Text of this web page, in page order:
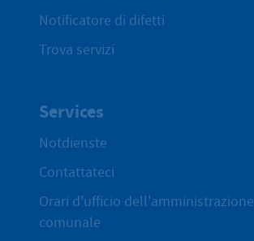
Notificatore di difetti
Trova servizi
Services
Notdienste
Contattateci
Orari d'ufficio dell'amministrazione
comunale